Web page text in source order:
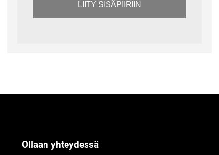
LIITY SISÄPIIRIIN
Ollaan yhteydessä